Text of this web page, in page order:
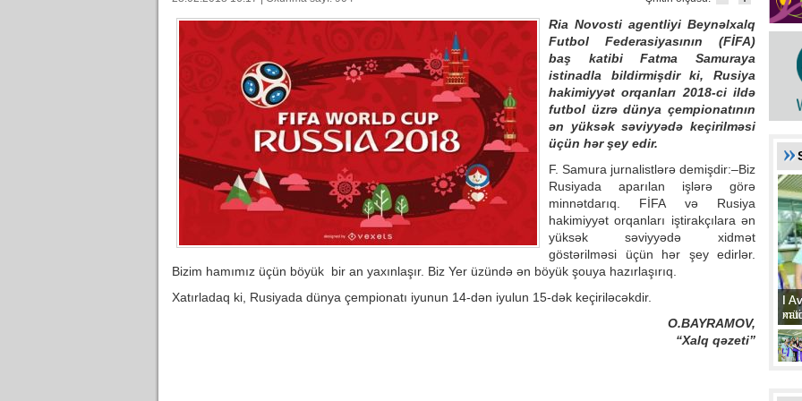
Ria Novosti agentliyi Beynəlxalq
Futbol Federasiyasının (FİFA)
baş katibi Fatma Samuraya
istinadla bildirmişdir ki, Rusiya
hakimiyyət orqanları 2018-ci ildə
futbol üzrə dünya çempionatının
ən yüksək səviyyədə keçirilməsi
üçün hər şey edir.
F. Samura jurnalistlərə demişdir:–Biz
Rusiyada aparılan işlərə görə
minnətdarıq. FİFA və Rusiya
hakimiyyət orqanları iştirakçılara ən
yüksək səviyyədə xidmət
göstərilməsi üçün hər şey edirlər.
Bizim hamımız üçün böyük bir an yaxınlaşır. Biz Yer üzündə ən böyük şouya hazırlaşırıq.
Xatırladaq ki, Rusiyada dünya çempionatı iyunun 14-dən iyulun 15-dək keçiriləcəkdir.
O.BAYRAMOV,
“Xalq qəzeti”
II